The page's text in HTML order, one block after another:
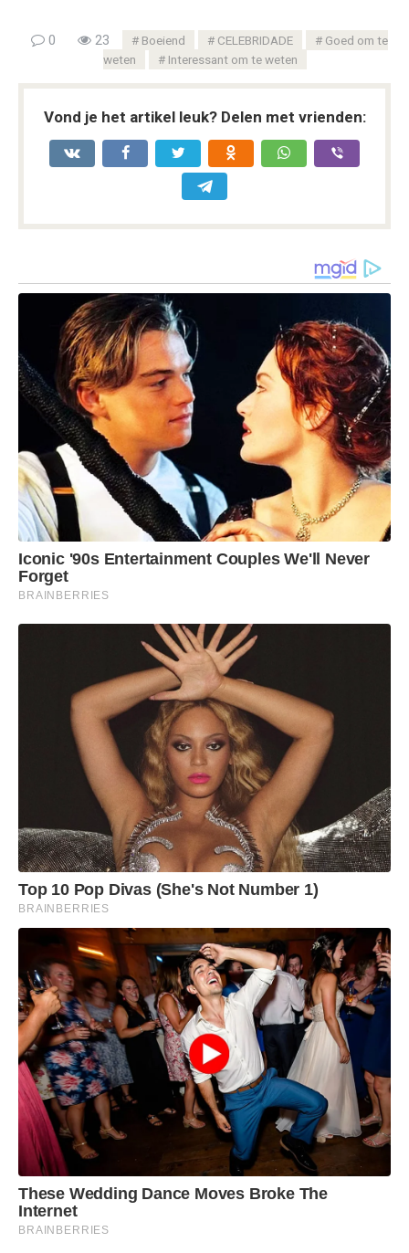
0 23 Boeiend CELEBRIDADE
Goed om te
weten
Interessant om te weten
Vond je het artikel leuk? Delen met vrienden: